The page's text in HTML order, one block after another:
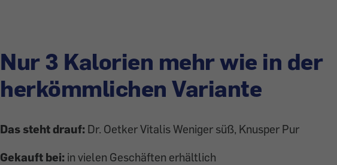
Nur 3 Kalorien mehr wie in der
herkömmlichen Variante
Das steht drauf: Dr. Oetker Vitalis Weniger süß, Knusper Pur
Gekauft bei: in vielen Geschäften erhältlich